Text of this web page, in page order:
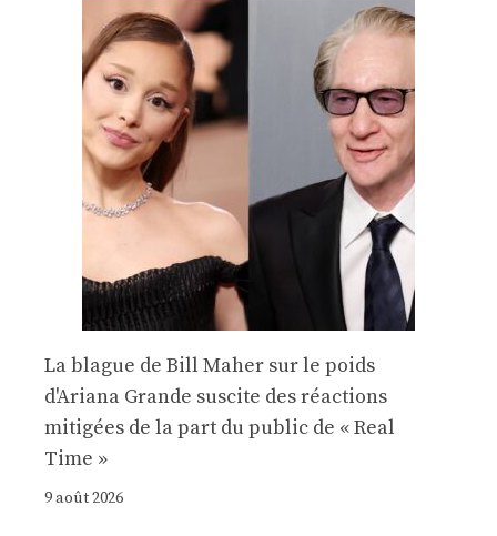
La blague de Bill Maher sur le poids
d'Ariana Grande suscite des réactions
mitigées de la part du public de « Real
Time »
9 août 2026